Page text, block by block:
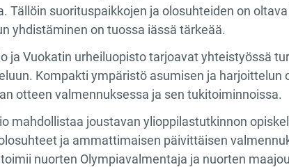
Tällöin suorituspaikkojen ja olosuhteiden on
yhdistäminen on tuossa iässä tärkeää.
ja Vuokatin urheiluopisto tarjoavat yhteistyössä
Kompakti ympäristö asumisen ja harjoittelun
otteen valmennuksessa ja sen tukitoiminnoissa.
mahdollistaa joustavan ylioppilastutkinnon
ja ammattimaisen päivittäisen
nuorten Olympiavalmentaja ja nuorten